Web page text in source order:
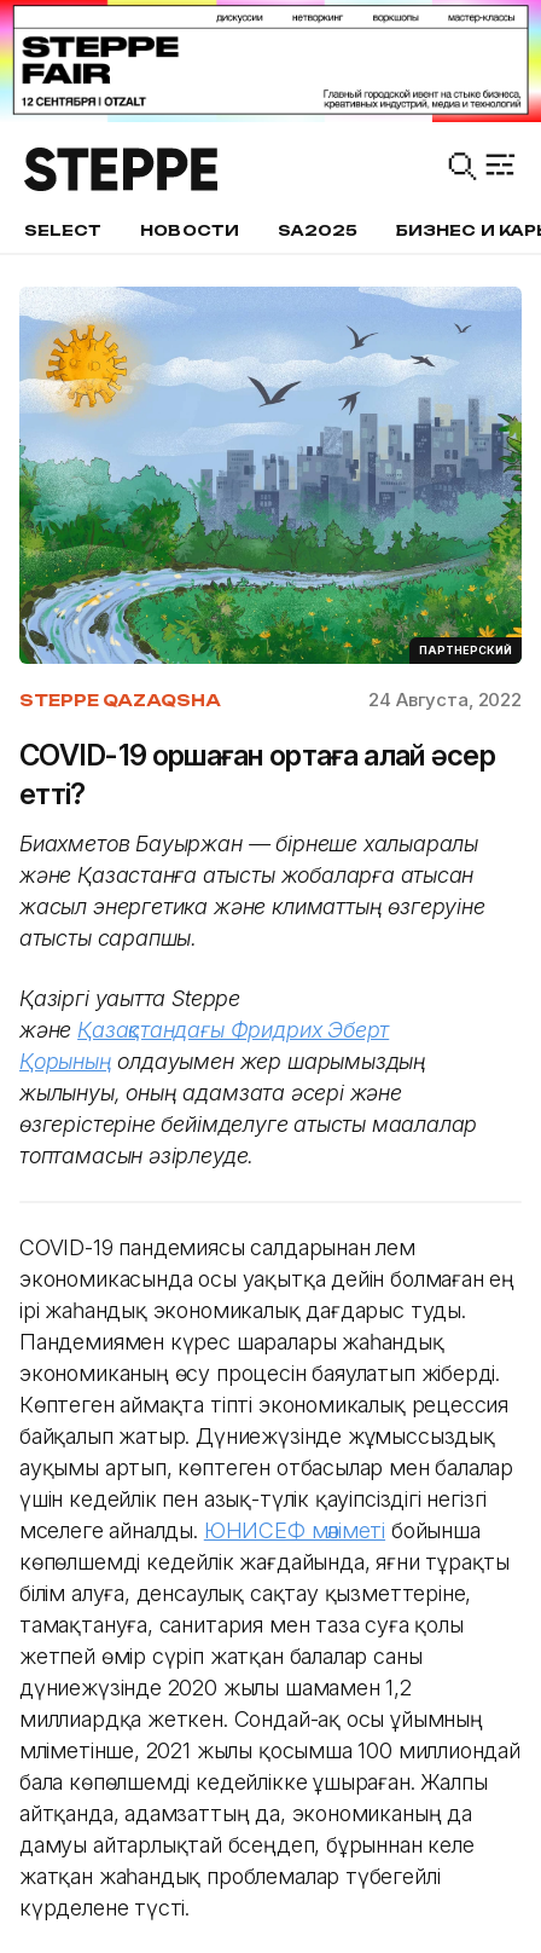
SELECT НОВОСТИ SA2025 БИЗНЕС И
ПАРТНЕРСКИЙ
STEPPE QAZAQSHA 24 Августа, 2022
COVID-19 қоршаған ортаға қалай әсер
етті?
Биахметов Бауыржан — бірнеше халықаралық
және Қазақстанға қатысты жобаларға қатысқан
жасыл энергетика және климаттың өзгеруіне
қатысты сарапшы.
Қазіргі уақытта Steppe
және Қазақстандағы Фридрих Эберт
Қорының қолдауымен жер шарымыздың
жылынуы, оның адамзатқа әсері және
өзгерістеріне бейімделуге қатысты мақалалар
топтамасын әзірлеуде.
COVID-19 пандемиясы салдарынан әлем
экономикасында осы уақытқа дейін болмаған ең
ірі жаһандық экономикалық дағдарыс туды.
Пандемиямен күрес шаралары жаһандық
экономиканың өсу процесін баяулатып жіберді.
Көптеген аймақта тіпті экономикалық рецессия
байқалып жатыр. Дүниежүзінде жұмыссыздық
ауқымы артып, көптеген отбасылар мен балалар
үшін кедейлік пен азық-түлік қауіпсіздігі негізгі
мәселеге айналды. ЮНИСЕФ мәліметі бойынша
көпөлшемді кедейлік жағдайында, яғни тұрақты
білім алуға, денсаулық сақтау қызметтеріне,
тамақтануға, санитария мен таза суға қолы
жетпей өмір сүріп жатқан балалар саны
дүниежүзінде 2020 жылы шамамен 1,2
миллиардқа жеткен. Сондай-ақ осы ұйымның
мәліметінше, 2021 жылы қосымша 100 миллиондай
бала көпөлшемді кедейлікке ұшыраған. Жалпы
айтқанда, адамзаттың да, экономиканың да
дамуы айтарлықтай бәсеңдеп, бұрыннан келе
жатқан жаһандық проблемалар түбегейлі
күрделене түсті.